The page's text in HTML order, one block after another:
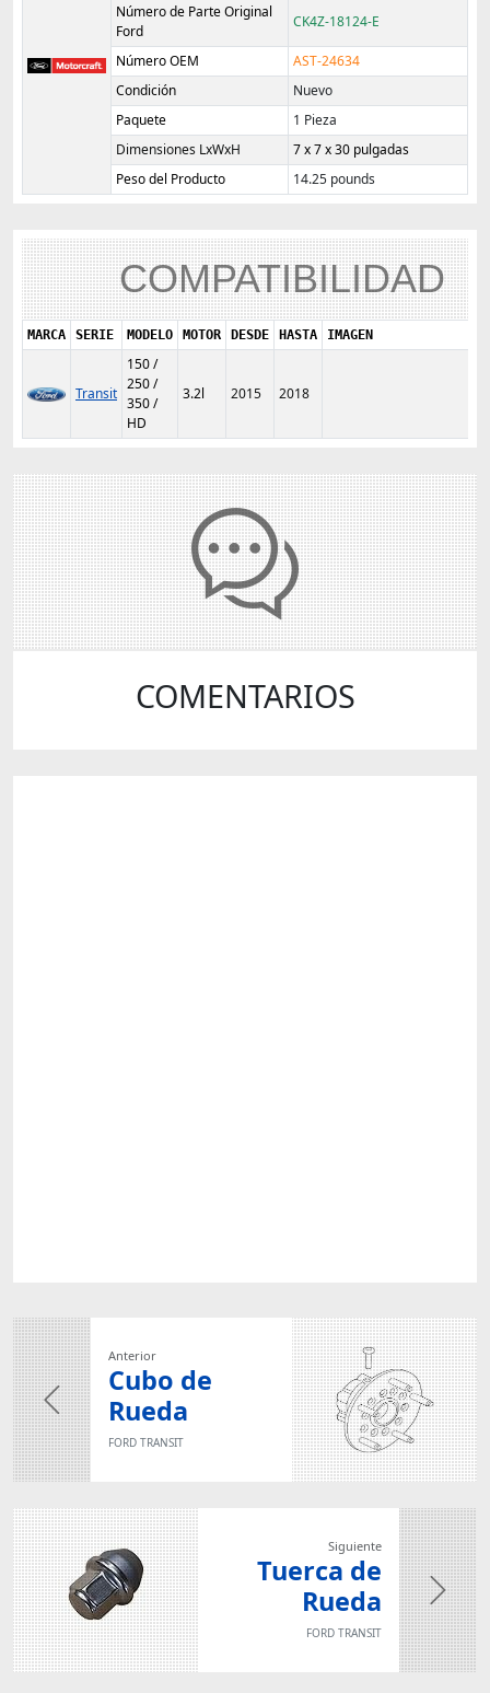
Número de Parte Original
Ford
CK4Z-18124-E
Número OEM
AST-24634
Condición
Nuevo
Paquete
1 Pieza
Dimensiones LxWxH
‎7 x 7 x 30 pulgadas
Peso del Producto
‎14.25 pounds
COMPATIBILIDAD
MARCA SERIE MODELO MOTOR DESDE HASTA IMAGEN
Transit
150 /
250 /
350 /
HD
3.2l 2015 2018
COMENTARIOS
Anterior
Cubo de
Rueda
FORD TRANSIT
Siguiente
Tuerca de
Rueda
FORD TRANSIT